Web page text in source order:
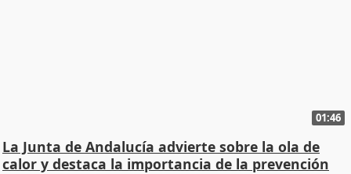
01:46
La Junta de Andalucía advierte sobre la ola de
calor y destaca la importancia de la prevención